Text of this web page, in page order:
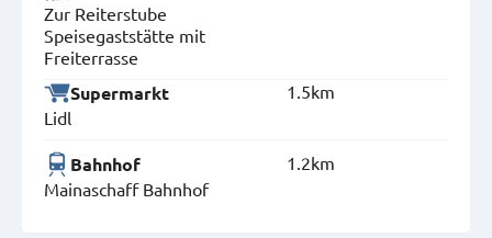
Zur Reiterstube
Speisegaststätte mit
Freiterrasse
Supermarkt
Lidl
1.5km
Bahnhof
Mainaschaff Bahnhof
1.2km